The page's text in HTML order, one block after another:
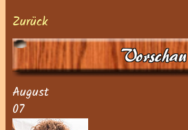
Zurück
Vorschau
August
07